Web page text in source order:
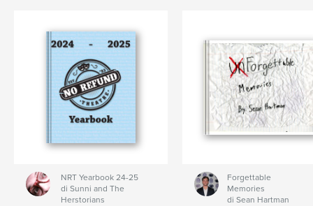
NRT Yearbook 24-25
di Sunni and The
Herstorians
Forgettable
Memories
di Sean Hartman